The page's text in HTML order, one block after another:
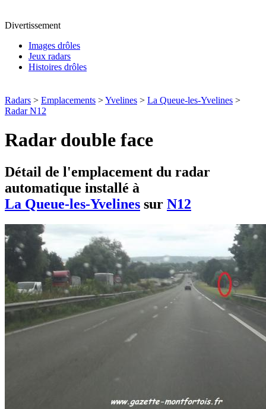
Divertissement
Images drôles
Jeux radars
Histoires drôles
Radars > Emplacements >Yvelines > La Queue-les-Yvelines >
Radar N12
Radar double face
Détail de l'emplacement du radar
automatique installé à
La Queue-les-Yvelines sur N12